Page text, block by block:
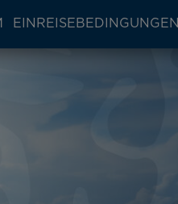
EINREISEBEDINGUNGEN